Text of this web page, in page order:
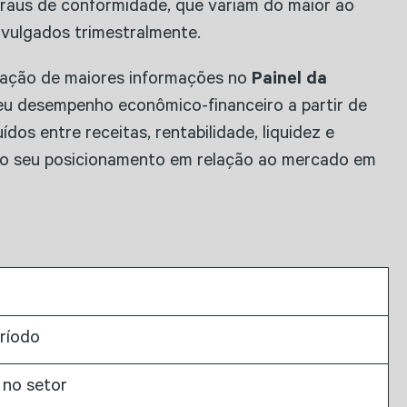
de conformidade, que variam do maior ao
trimestralmente.
de maiores informações no Painel da
desempenho econômico-financeiro a partir de
entre receitas, rentabilidade, liquidez e
seu posicionamento em relação ao mercado em
setor